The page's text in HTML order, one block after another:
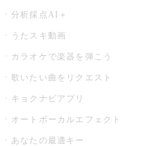
分析採点AI＋
うたスキ動画
カラオケで楽器を弾こう
歌いたい曲をリクエスト
キョクナビアプリ
オートボーカルエフェクト
あなたの最適キー